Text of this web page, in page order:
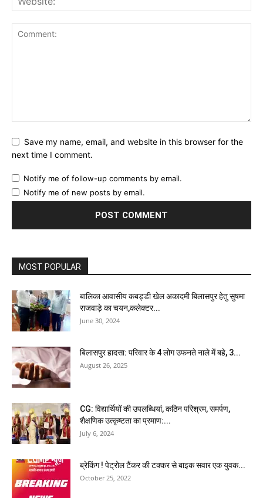
Save my name, email, and website in this browser for the
next time I comment.
Notify me of follow-up comments by email.
Notify me of new posts by email.
MOST POPULAR
बालिका आवासीय कबड्डी खेल अकादमी बिलासपुर हेतु सुषमा
राजवाड़े का चयन,कलेक्टर...
June 30, 2024
बिलासपुर हादसा: परिवार के 4 लोग उफनते नाले में बहे, 3...
August 26, 2025
CG: विद्यार्थियों की उपलब्धियां, कठिन परिश्रम, समर्पण,
शैक्षणिक उत्कृष्टता का प्रमाण:...
July 6, 2024
ब्रेकिंग ! पेट्रोल टैंकर की टक्कर से बाइक सवार एक युवक...
October 25, 2022